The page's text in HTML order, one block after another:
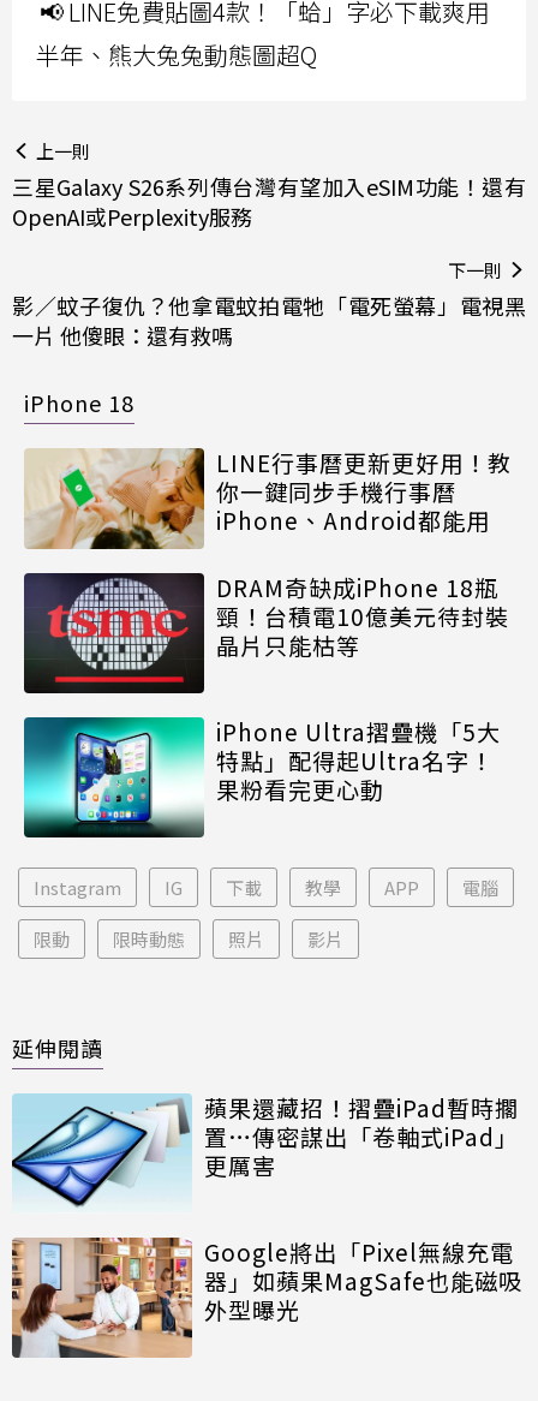
📢 LINE免費貼圖4款！「蛤」字必下載爽用
半年、熊大兔兔動態圖超Q
上一則
三星Galaxy S26系列傳台灣有望加入eSIM功能！還有
OpenAI或Perplexity服務
下一則
影／蚊子復仇？他拿電蚊拍電牠「電死螢幕」電視黑
一片 他傻眼：還有救嗎
iPhone 18
LINE行事曆更新更好用！教
你一鍵同步手機行事曆
iPhone、Android都能用
DRAM奇缺成iPhone 18瓶
頸！台積電10億美元待封裝
晶片只能枯等
iPhone Ultra摺疊機「5大
特點」配得起Ultra名字！
果粉看完更心動
Instagram IG 下載 教學 APP 電腦
限動 限時動態 照片 影片
延伸閱讀
蘋果還藏招！摺疊iPad暫時擱
置…傳密謀出「卷軸式iPad」
更厲害
Google將出「Pixel無線充電
器」如蘋果MagSafe也能磁吸
外型曝光